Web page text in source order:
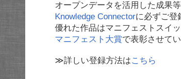
オープンデータを活用した成果
Knowledge Connectorに必ずご登
優れた作品はマニフェストスイ
マニフェスト大賞で表彰させて
≫詳しい登録方法はこちら